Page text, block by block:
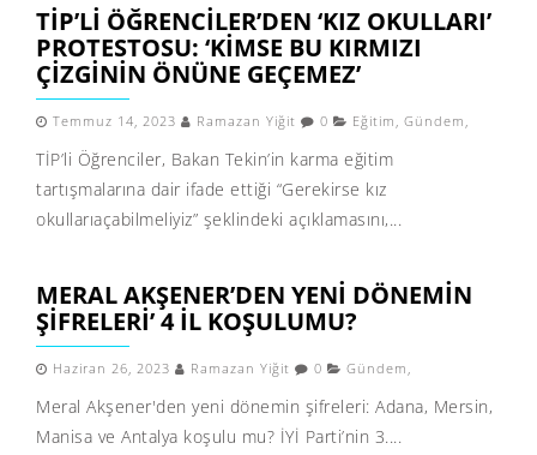
TİP’LI ÖĞRENCILER’DEN ‘KIZ OKULLARI’
PROTESTOSU: ‘KIMSE BU KIRMIZI
ÇIZGININ ÖNÜNE GEÇEMEZ’
Temmuz 14, 2023 Ramazan Yiğit 0 Eğitim , Gündem ,
TİP’li Öğrenciler, Bakan Tekin’in karma eğitim
tartışmalarına dair ifade ettiği “Gerekirse kız
okullarıaçabilmeliyiz” şeklindeki açıklamasını,...
MERAL AKŞENER’DEN YENI DÖNEMIN
ŞIFRELERI’ 4 IL KOŞULUMU?
Haziran 26, 2023 Ramazan Yiğit 0 Gündem ,
Meral Akşener'den yeni dönemin şifreleri: Adana, Mersin,
Manisa ve Antalya koşulu mu? İYİ Parti’nin 3....